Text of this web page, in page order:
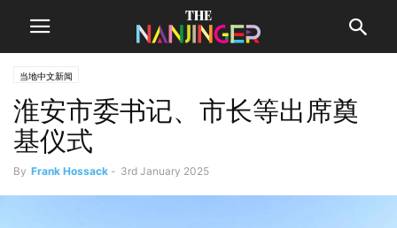
当地中文新闻
淮安市委书记、市长等出席奠
基仪式
By Frank Hossack - 3rd January 2025